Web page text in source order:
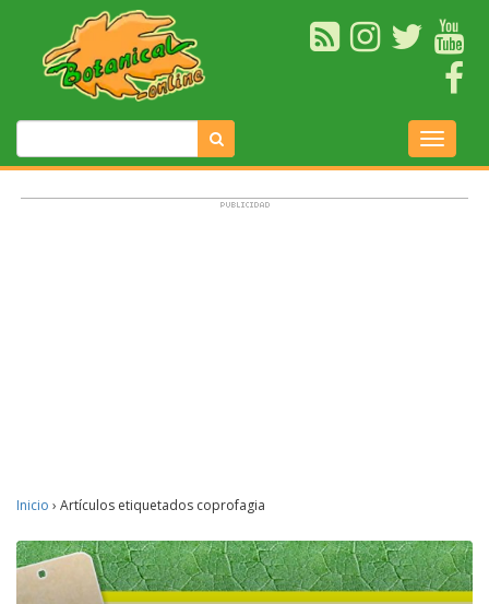
Inicio › Artículos etiquetados coprofagia